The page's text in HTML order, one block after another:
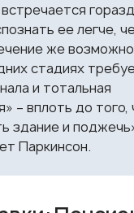
ее легче,
же
стадиях
и тотальная
– вплоть до того,
здание и
Паркинсон.